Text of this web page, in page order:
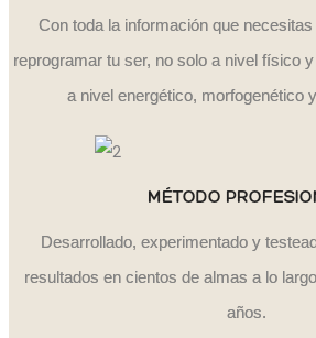
Con toda la información que
reprogramar tu ser, no solo a nivel físico
a nivel energético, morfogenético
MÉTODO
Desarrollado, experimentado y
resultados en cientos de almas a lo
años.